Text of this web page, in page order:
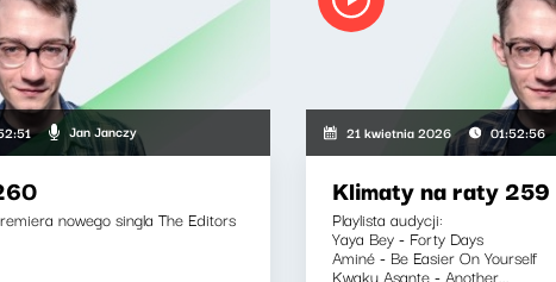
Jan Janczy
nowego singla The Editors
21 kwietnia 2026 01:52:56
Klimaty na raty 259
Playlista audycji:
Yaya Bey - Forty Days
Aminé - Be Easier On Yourself
Kwaku Asante - Another...